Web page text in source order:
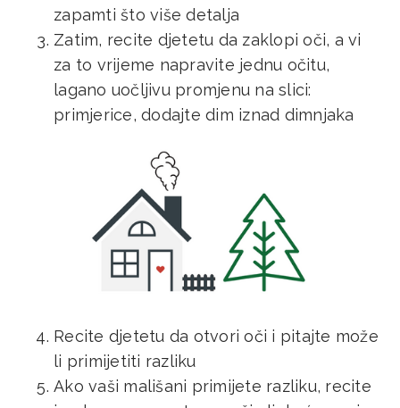
zapamti što više detalja
Zatim, recite djetetu da zaklopi oči, a vi
za to vrijeme napravite jednu očitu,
lagano uočljivu promjenu na slici:
primjerice, dodajte dim iznad dimnjaka
Recite djetetu da otvori oči i pitajte može
li primijetiti razliku
Ako vaši mališani primijete razliku, recite